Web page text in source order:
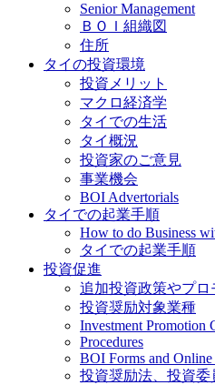
Senior Management
ＢＯＩ組織図
住所
タイの投資環境
投資メリット
マクロ経済学
タイでの生活
タイ概況
投資家のご意見
事業機会
BOI Advertorials
タイでの起業手順
How to do Business
タイでの起業手順
投資促進
追加投資政策やプロ
投資奨励対象業種
Investment Promotion
Procedures
BOI Forms and Online
投資奨励法、投資委